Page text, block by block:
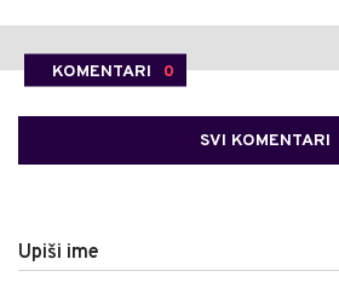
KOMENTARI 0
SVI KOMENTARI
Upiši ime